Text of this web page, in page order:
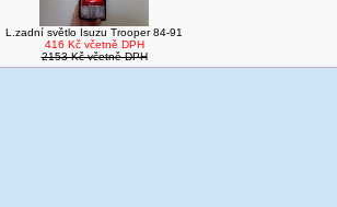
L.zadní světlo Isuzu Trooper 84-91
416 Kč včetně DPH
2153 Kč včetně DPH